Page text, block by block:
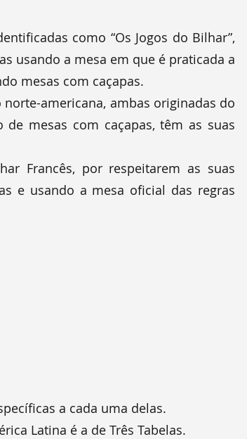
como “Os Jogos do Bilhar”,
usando a mesa em que é praticada a
mesas com caçapas.
norte-americana, ambas originadas do
mesas com caçapas, têm as suas
Francês, por respeitarem as suas
e usando a mesa oficial das regras
a cada uma delas.
Latina é a de Três Tabelas.